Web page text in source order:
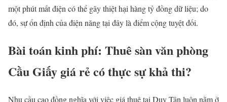
một phút mất điện có thể gây thiệt hại hàng tỷ đồng dữ liệu; do
đó, sự ổn định của điện năng tại đây là điểm cộng tuyệt đối.
Bài toán kinh phí: Thuê sàn văn phòng
Cầu Giấy giá rẻ có thực sự khả thi?
Nhu cầu cao đồng nghĩa với việc giá thuê tại Duy Tân luôn nằm ở